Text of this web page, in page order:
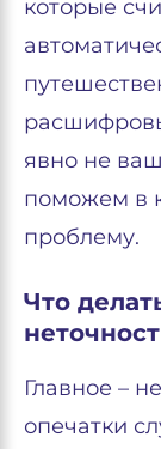
которые
явно не
поможем в
проблему.
Что
Главное –
опечатки